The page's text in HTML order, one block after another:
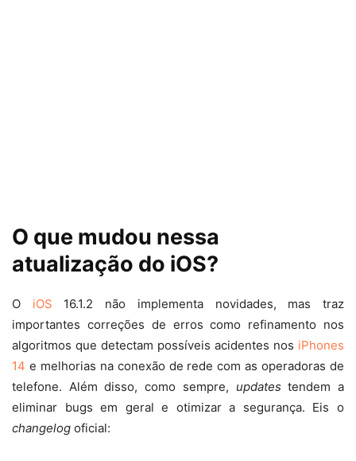
O que mudou nessa
atualização do iOS?
O iOS 16.1.2 não implementa novidades, mas traz
importantes correções de erros como refinamento nos
algoritmos que detectam possíveis acidentes nos iPhones
14 e melhorias na conexão de rede com as operadoras de
telefone. Além disso, como sempre, updates tendem a
eliminar bugs em geral e otimizar a segurança. Eis o
changelog oficial: